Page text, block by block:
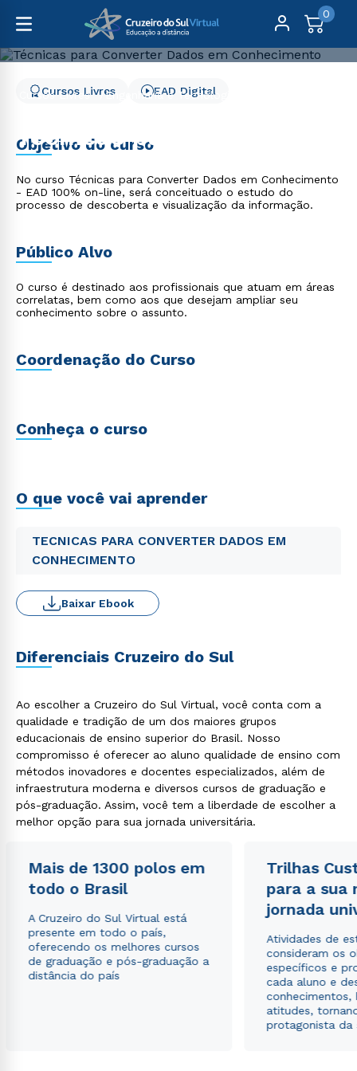
0
Cursos Livres
Engenharia e Tecnologia
Técnicas para Converter
Dados em Conhecimento
Cursos Livres EAD Digital
Objetivo do curso
No curso Técnicas para Converter Dados em Conhecimento
- EAD 100% on-line, será conceituado o estudo do
processo de descoberta e visualização da informação.
Público Alvo
O curso é destinado aos profissionais que atuam em áreas
correlatas, bem como aos que desejam ampliar seu
conhecimento sobre o assunto.
Coordenação do Curso
Conheça o curso
O que você vai aprender
TECNICAS PARA CONVERTER DADOS EM
CONHECIMENTO
Baixar Ebook
Diferenciais Cruzeiro do Sul
Ao escolher a Cruzeiro do Sul Virtual, você conta com a
qualidade e tradição de um dos maiores grupos
educacionais de ensino superior do Brasil. Nosso
compromisso é oferecer ao aluno qualidade de ensino com
métodos inovadores e docentes especializados, além de
infraestrutura moderna e diversos cursos de graduação e
pós-graduação. Assim, você tem a liberdade de escolher a
melhor opção para sua jornada universitária.
Mais de 1300 polos em
todo o Brasil
A Cruzeiro do Sul Virtual está
presente em todo o país,
oferecendo os melhores cursos
de graduação e pós-graduação a
distância do país
Trilhas
para a sua
jornada
Atividades de
consideram os
específicos e
cada aluno e
conhecimentos,
atitudes,
protagonista da